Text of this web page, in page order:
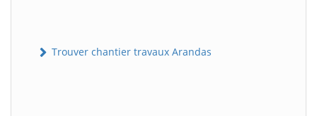
Trouver chantier travaux Arandas